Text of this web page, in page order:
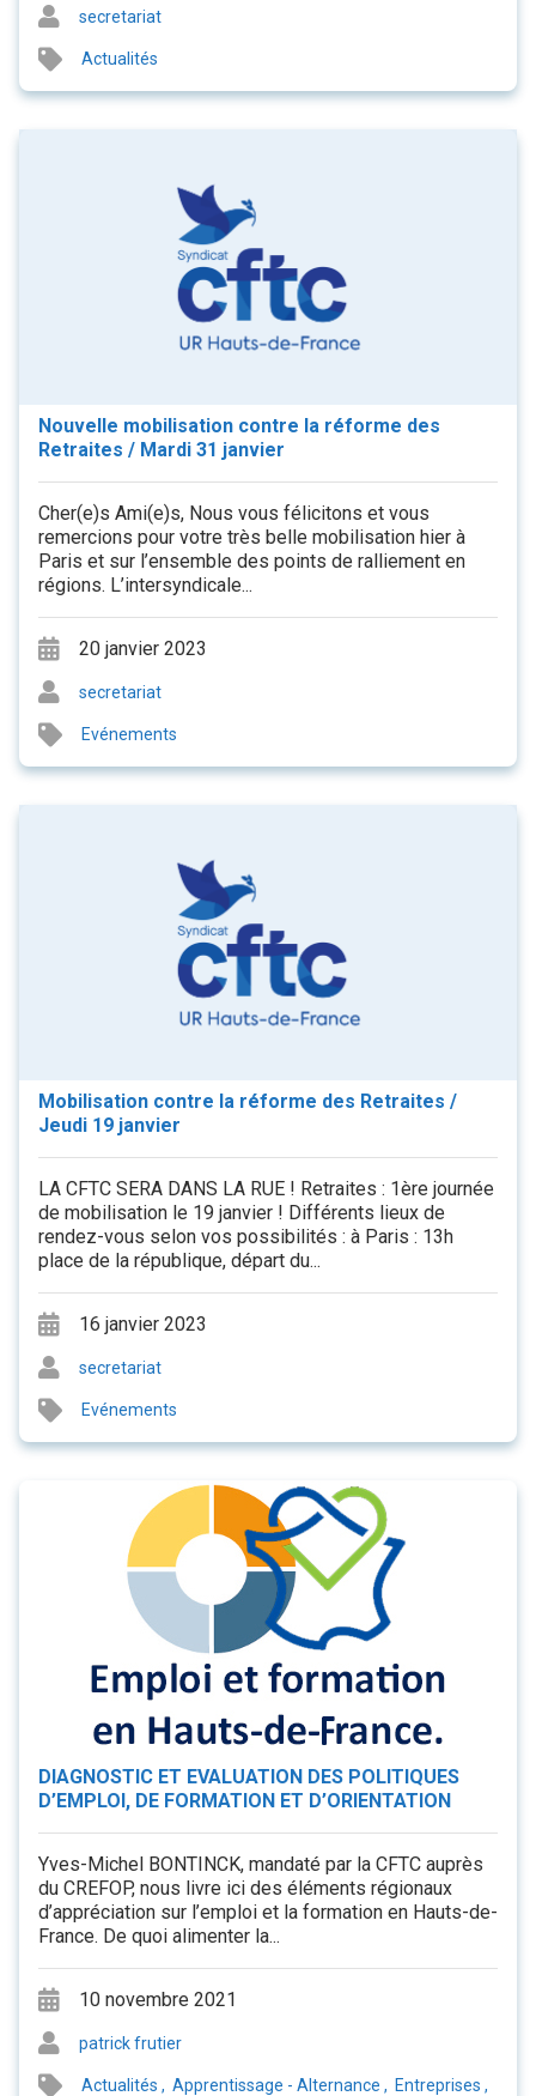
secretariat
Actualités
Nouvelle mobilisation contre la réforme des
Retraites / Mardi 31 janvier
Cher(e)s Ami(e)s, Nous vous félicitons et vous
remercions pour votre très belle mobilisation hier à
Paris et sur l’ensemble des points de ralliement en
régions. L’intersyndicale...
20 janvier 2023
secretariat
Evénements
Mobilisation contre la réforme des Retraites /
Jeudi 19 janvier
LA CFTC SERA DANS LA RUE ! Retraites : 1ère journée
de mobilisation le 19 janvier ! Différents lieux de
rendez-vous selon vos possibilités : à Paris : 13h
place de la république, départ du...
16 janvier 2023
secretariat
Evénements
DIAGNOSTIC ET EVALUATION DES POLITIQUES
D’EMPLOI, DE FORMATION ET D’ORIENTATION
Yves-Michel BONTINCK, mandaté par la CFTC auprès
du CREFOP, nous livre ici des éléments régionaux
d’appréciation sur l’emploi et la formation en Hauts-de-
France. De quoi alimenter la...
10 novembre 2021
patrick frutier
Actualités , Apprentissage - Alternance , Entreprises ,